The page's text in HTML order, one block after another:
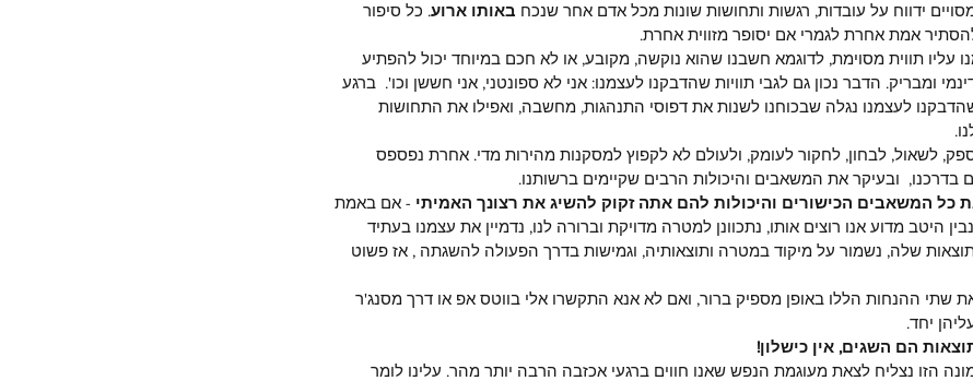
ידווח על עובדות, רגשות ותחושות שונות מכל אדם אחר שנכח באותו ארוע. כל סיפור
אמת אחרת לגמרי אם יסופר מזווית אחרת.
עליו תווית מסוימת, לדוגמא חשבנו שהוא נוקשה, מקובע, או לא חכם במיוחד יכול להפתיע
ומבריק. הדבר נכון גם לגבי תוויות שהדבקנו לעצמנו: אני לא ספונטני, אני חששן וכו'.  ברגע
לעצמנו נגלה שבכוחנו לשנות את דפוסי התנהגות, מחשבה, ואפילו את התחושות
לשאול, לבחון, לחקור לעומק, ולעולם לא לקפוץ למסקנות מהירות מדי. אחרת נפספס
בדרכנו,  ובעיקר את המשאבים והיכולות הרבים שקיימים ברשותנו.
כל המשאבים הכישורים והיכולות להם אתה זקוק להשיג את רצונך האמיתי - אם באמת
היטב מדוע אנו רוצים אותו, נתכוונן למטרה מדויקת וברורה לנו, נדמיין את עצמנו בעתיד
שלה, נשמור על מיקוד במטרה ותוצאותיה, וגמישות בדרך הפעולה להשגתה , אז פשוט
שתי ההנחות הללו באופן מספיק ברור, ואם לא אנא התקשרו אלי בווטס אפ או דרך מסנג'ר
יחד.
הם השגים, אין כישלון!
הזו נצליח לצאת מעוגמת הנפש שאנו חווים ברגעי אכזבה הרבה יותר מהר. עלינו לומר